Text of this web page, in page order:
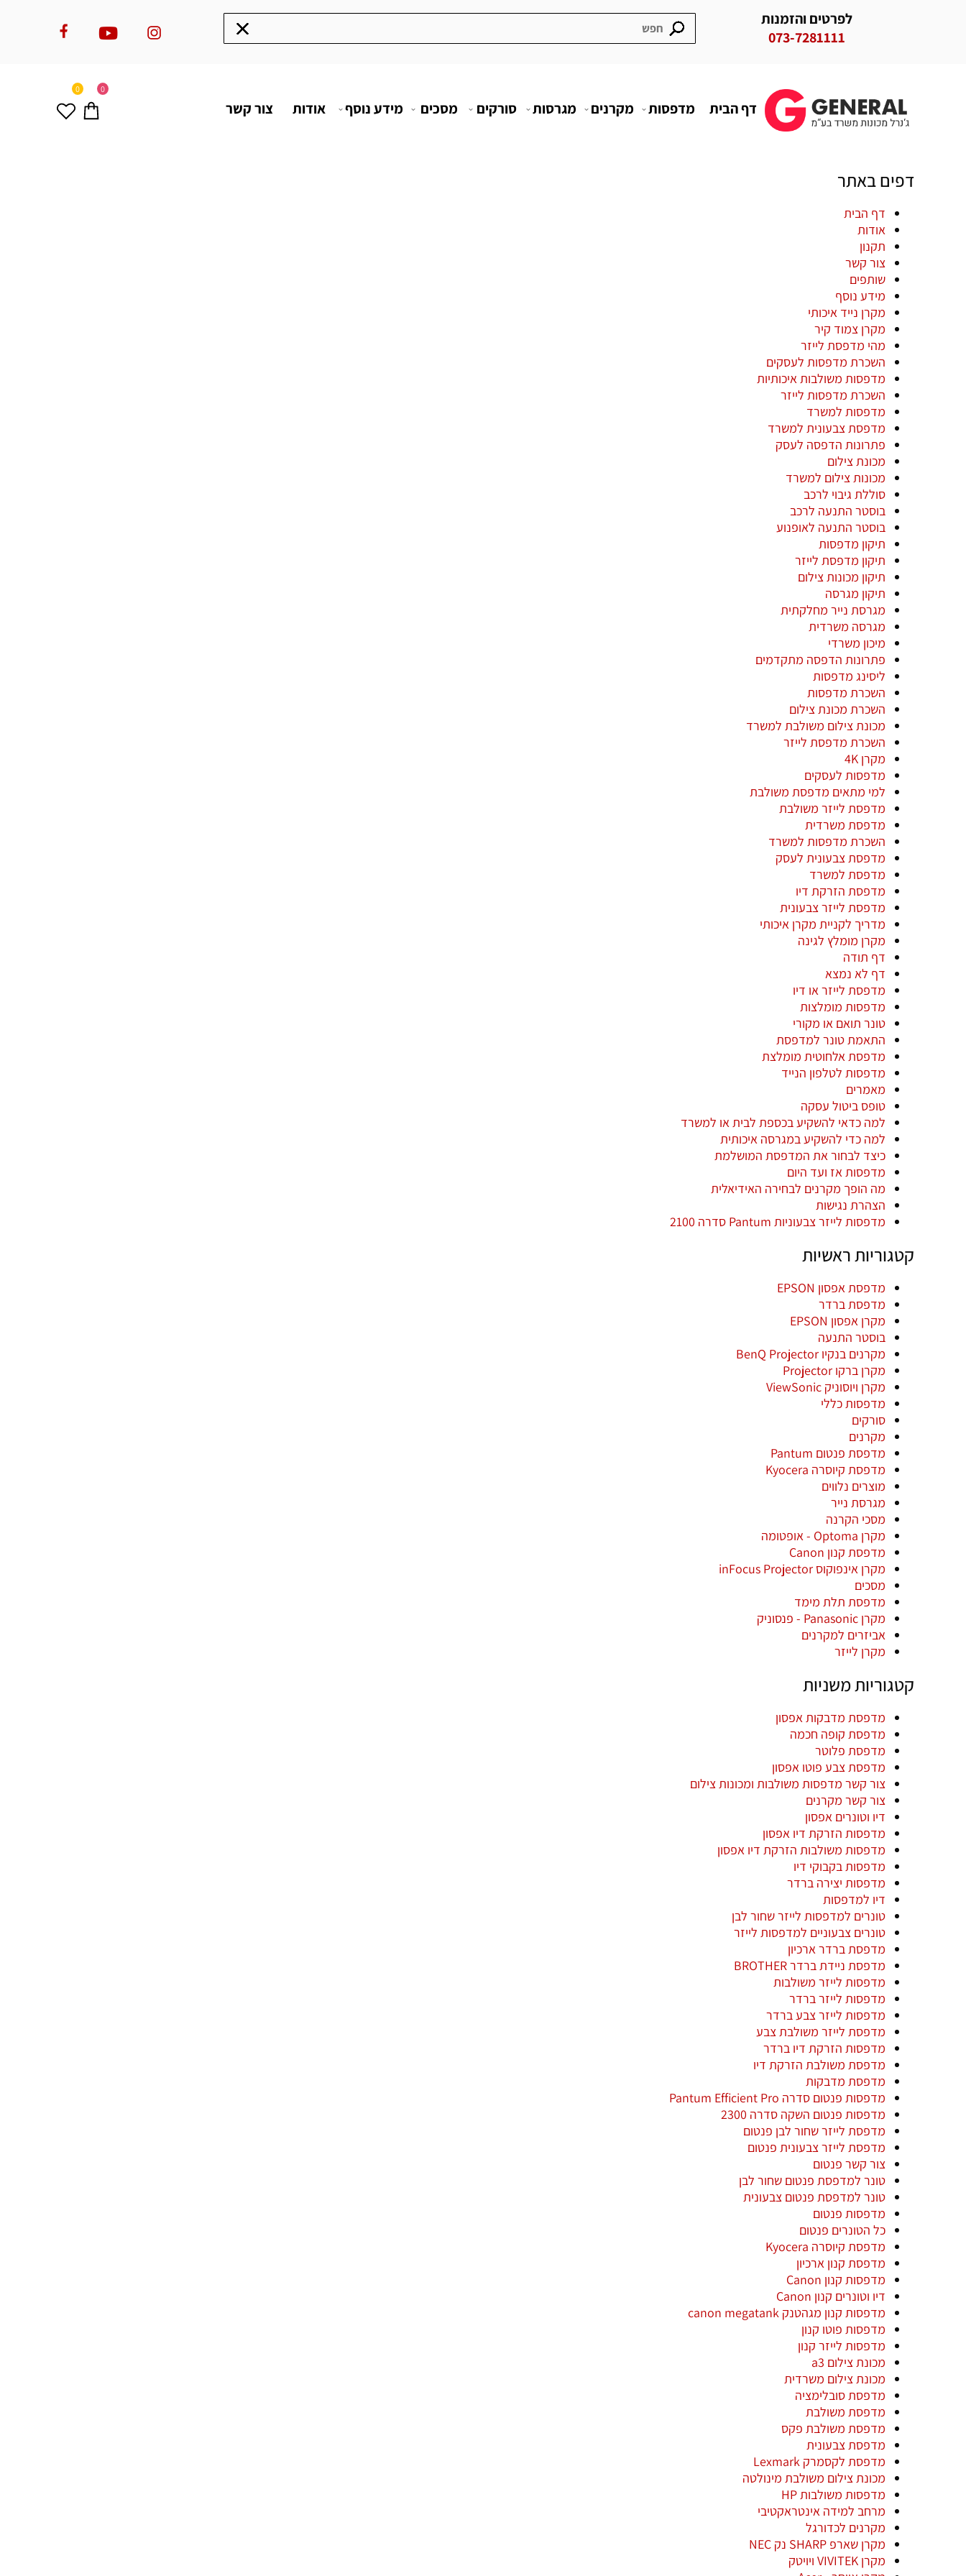
לפרטים והזמנות
073-7281111
0 0
דף הבית מדפסות מקרנים מגרסות סורקים מסכים מידע נוסף אודות צור קשר
דפים באתר
דף הבית
אודות
תקנון
צור קשר
שותפים
מידע נוסף
מקרן נייד איכותי
מקרן צמוד קיר
מהי מדפסת לייזר
השכרת מדפסות לעסקים
מדפסות משולבות איכותיות
השכרת מדפסות לייזר
מדפסות למשרד
מדפסת צבעונית למשרד
פתרונות הדפסה לעסק
מכונת צילום
מכונות צילום למשרד
סוללת גיבוי לרכב
בוסטר התנעה לרכב
בוסטר התנעה לאופנוע
תיקון מדפסות
תיקון מדפסת לייזר
תיקון מכונות צילום
תיקון מגרסה
מגרסת נייר מחלקתית
מגרסה משרדית
מיכון משרדי
פתרונות הדפסה מתקדמים
ליסינג מדפסות
השכרת מדפסות
השכרת מכונת צילום
מכונת צילום משולבת למשרד
השכרת מדפסת לייזר
מקרן 4K
מדפסות לעסקים
למי מתאים מדפסת משולבת
מדפסת לייזר משולבת
מדפסת משרדית
השכרת מדפסות למשרד
מדפסת צבעונית לעסק
מדפסת למשרד
מדפסת הזרקת דיו
מדפסת לייזר צבעונית
מדריך לקניית מקרן איכותי
מקרן מומלץ לגינה
דף תודה
דף לא נמצא
מדפסת לייזר או דיו
מדפסות מומלצות
טונר תואם או מקורי
התאמת טונר למדפסת
מדפסת אלחוטית מומלצת
מדפסות לטלפון הנייד
מאמרים
טופס ביטול עסקה
למה כדאי להשקיע בכספת לבית או למשרד
למה כדי להשקיע במגרסה איכותית
כיצד לבחור את המדפסת המושלמת
מדפסות אז ועד היום
מה הופך מקרנים לבחירה האידיאלית
הצהרת נגישות
מדפסות לייזר צבעוניות Pantum סדרה 2100
קטגוריות ראשיות
מדפסת אפסון EPSON
מדפסת ברדר
מקרן אפסון EPSON
בוסטר התנעה
מקרנים בנקיו BenQ Projector
מקרן ברקו Projector
מקרן ויוסוניק ViewSonic
מדפסות כללי
סורקים
מקרנים
מדפסת פנטום Pantum
מדפסת קיוסרה Kyocera
מוצרים נלווים
מגרסת נייר
מסכי הקרנה
מקרן Optoma - אופטומה
מדפסת קנון Canon
מקרן אינפוקוס inFocus Projector
מסכים
מדפסת תלת מימד
מקרן Panasonic - פנסוניק
אביזרים למקרנים
מקרן לייזר
קטגוריות משניות
מדפסת מדבקות אפסון
מדפסת קופה חכמה
מדפסת פלוטר
מדפסת צבע פוטו אפסון
צור קשר מדפסות משולבות ומכונות צילום
צור קשר מקרנים
דיו וטונרים אפסון
מדפסות הזרקת דיו אפסון
מדפסות משולבות הזרקת דיו אפסון
מדפסות בקבוקי דיו
מדפסות יצירה ברדר
דיו למדפסות
טונרים למדפסות לייזר שחור לבן
טונרים צבעוניים למדפסות לייזר
מדפסת ברדר ארכיון
מדפסת ניידת ברדר BROTHER
מדפסות לייזר משולבות
מדפסות לייזר ברדר
מדפסות לייזר צבע ברדר
מדפסת לייזר משולבת צבע
מדפסות הזרקת דיו ברדר
מדפסת משולבת הזרקת דיו
מדפסת מדבקות
מדפסות פנטום סדרה Pantum Efficient Pro
מדפסות פנטום השקה סדרה 2300
מדפסת לייזר שחור לבן פנטום
מדפסת לייזר צבעונית פנטום
צור קשר פנטום
טונר למדפסת פנטום שחור לבן
טונר למדפסת פנטום צבעונית
מדפסות פנטום
כל הטונרים פנטום
מדפסת קיוסרה Kyocera
מדפסת קנון ארכיון
מדפסות קנון Canon
דיו וטונרים קנון Canon
מדפסות קנון מגהטנק canon megatank
מדפסות פוטו קנון
מדפסות לייזר קנון
מכונת צילום a3
מכונת צילום משרדית
מדפסת סובלימציה
מדפסת משולבת
מדפסת משולבת פקס
מדפסת צבעונית
מדפסת לקסמרק Lexmark
מכונת צילום משולבת מינולטה
מדפסות משולבות HP
מרחב למידה אינטראקטיבי
מקרנים לכדורגל
מקרן שארפ SHARP נק NEC
מקרן VIVITEK ויויטק